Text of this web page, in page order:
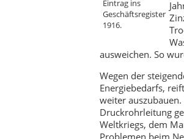
Eintrag ins
Geschäftsregister
1916.
ausweichen. So
Wegen der
Energiebedarfs,
weiter
Druckrohrleitung
Weltkriegs, dem
Problemen beim